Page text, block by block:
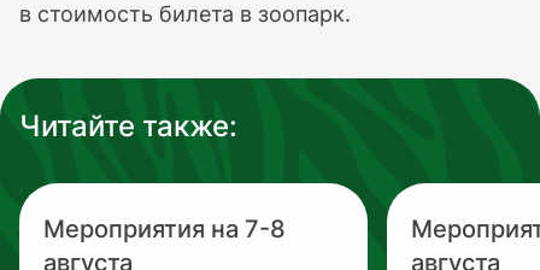
в стоимость билета в зоопарк.
Читайте также:
Мероприятия на 7-8
августа
августа